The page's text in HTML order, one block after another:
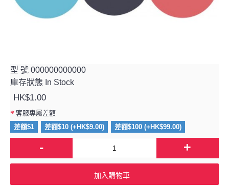
型 號 000000000000
庫存狀態 In Stock
HK$1.00
客服專屬差額
差額$1
差額$10 (+HK$9.00) 差額$100 (+HK$99.00)
- +
加入購物車